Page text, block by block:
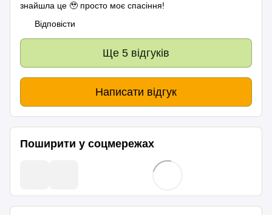
знайшла це 🥹 просто моє спасіння!
Відповісти
Ще 5 відгуків
Написати відгук
Поширити у соцмережах